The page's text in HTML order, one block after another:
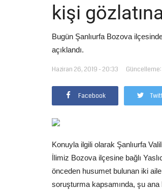
kişi
Bugün Şanlıurfa Bozova
açıklandı.
Haziran 26, 2019 - 20:33
Facebook
Konuyla ilgili olarak Şanlıurfa
İlimiz Bozova ilçesine bağlı
önceden husumet bulunan iki aile
soruşturma kapsamında, şu ana